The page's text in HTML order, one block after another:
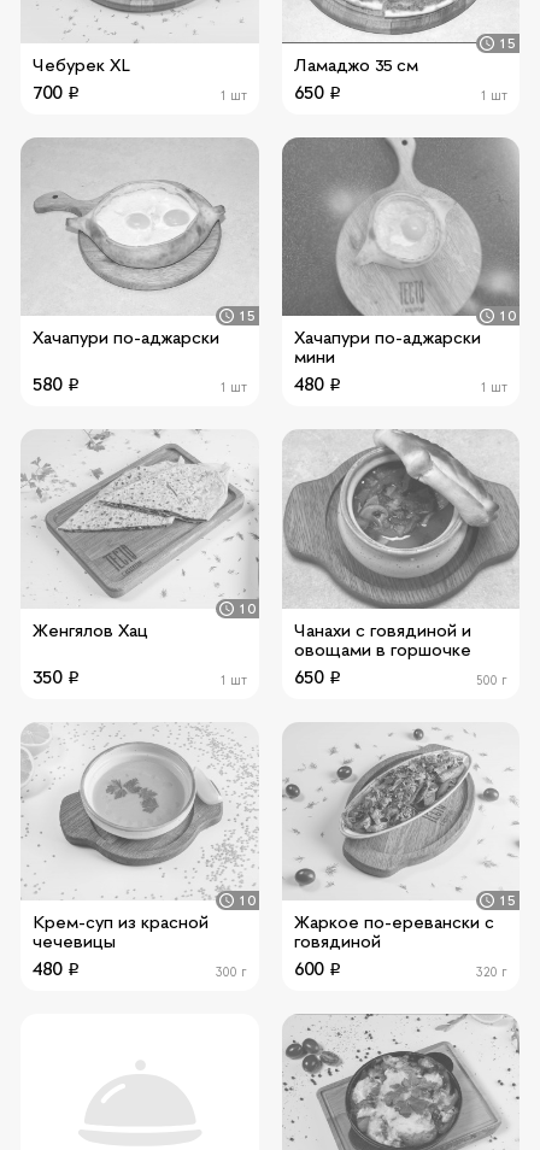
Чебурек XL
700 1 шт
15
Ламаджо 35 см
650 1 шт
15
Хачапури по-аджарски
580 1 шт
10
Хачапури по-аджарски
мини
480 1 шт
10
Женгялов Хац
350 1 шт
Чанахи с говядиной и
овощами в горшочке
650 500 г
10
Крем-суп из красной
чечевицы
480 300 г
15
Жаркое по-еревански с
говядиной
600 320 г